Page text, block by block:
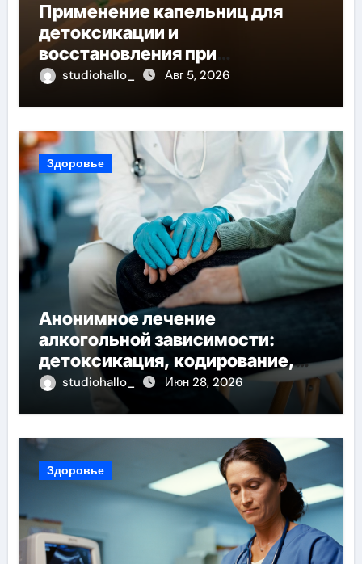
Применение капельниц для
детоксикации и
восстановления при
похмельном синдроме
studiohallo_ Авг 5, 2026
Здоровье
Анонимное лечение
алкогольной зависимости:
детоксикация, кодирование,
реабилитация, полный курс и
конфиденциальность
studiohallo_ Июн 28, 2026
Здоровье